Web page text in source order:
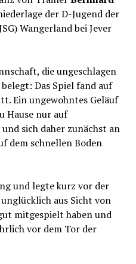
der D-Jugend der
Wangerland bei Jever
die ungeschlagen
Das Spiel fand auf
Ein ungewohntes Geläuf
Hause nur auf
sich daher zunächst an
dem schnellen Boden
und legte kurz vor der
aus Sicht von
mitgespielt haben und
vor dem Tor der